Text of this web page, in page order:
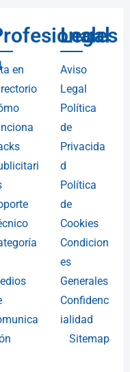
en
Legal
Aviso
Legal
Política
de
Privacida
d
Política
de
Cookies
Condicion
es
Generales
Confidenc
ialidad
Sitemap